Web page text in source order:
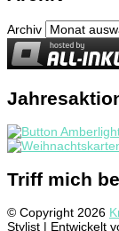
Archiv
Triff mich
© Copyright 2026
Stylist | Entwickelt